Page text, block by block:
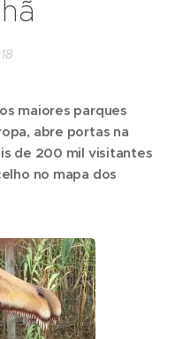
maiores parques
abre portas na
de 200 mil visitantes
no mapa dos